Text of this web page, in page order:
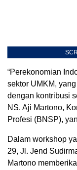
“Perekonomian
sektor UMKM,
dengan kontribusi
NS. Aji Martono,
Profesi (BNSP),
Dalam workshop
29, Jl. Jend
Martono